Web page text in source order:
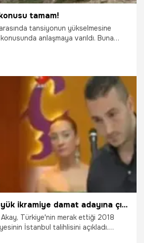
tamam!
tansiyonun yükselmesine
anlaşmaya varıldı. Buna
Bomba iddia: Büyük ikramiye damat adayına çıktı
Akay, Türkiye'nin merak ettiği 2018
İstanbul talihlisini açıkladı.